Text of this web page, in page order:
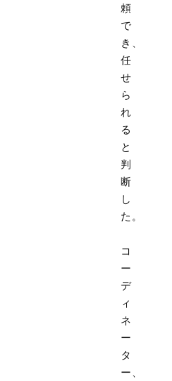
頼
で
き、
任
せ
ら
れ
る
と
判
断
し
た。
コ
ー
デ
ィ
ネ
ー
タ
ー、